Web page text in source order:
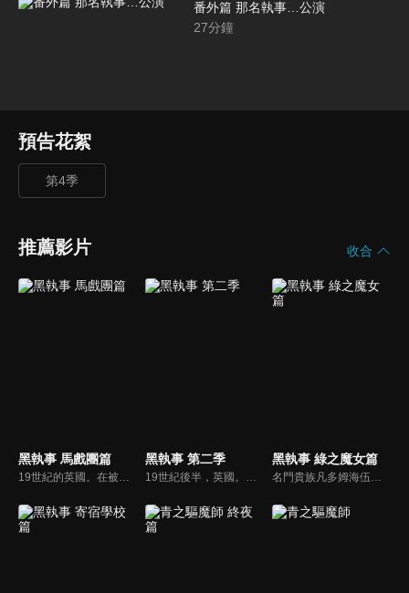
番外篇 那名執事…公演
27分鐘
預告花絮
第4季
推薦影片 收合
黑執事 馬戲團篇
19世紀的英國。在被稱為「邪惡貴族」的少年身邊，必定伴隨有一名「執事」的身影。那便是豪門貴族凡多姆海伍家的執事賽巴斯欽。無論是知識、教養、品味、廚藝、武術…他都樣樣精通。即使服侍著13歲的任性主人謝爾，他今天也依然身著漆黑的燕尾服，華麗地將工作收拾完畢。因為他只是一名執事罷了。
黑執事 第二季
19世紀後半，英國。當年輕領主艾羅斯·特蘭西和他的執事克勞德·浮士德，遇上謝爾·凡多姆海伍和賽巴斯欽·米卡艾利斯時會產生什麼令人期待的故事呢？
黑執事 綠之魔女篇
名門貴族凡多姆海伍家族的執事，賽巴斯欽·米卡艾利斯，與年僅13歲的主人謝爾・凡多姆海伍一同擔任“女王的看門犬”，處理黑暗社會中的骯髒事務。奉女王之命，賽巴斯欽與謝爾前往德國調查一連串離奇的死亡事件。在追查被傳言“只要踏入便會遭詛咒而死”的“狼人之森”真相時，駭人的詛咒悄然降臨。